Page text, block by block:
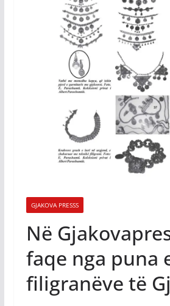
GJAKOVA PRESSS
Në
faqe nga puna
filigranëve të